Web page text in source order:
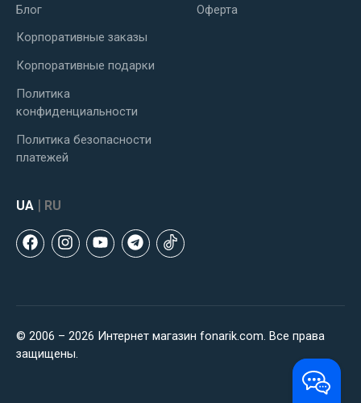
Блог
Корпоративные заказы
Корпоративные подарки
Политика
конфиденциальности
Политика безопасности
платежей
Оферта
UA | RU
© 2006 – 2026 Интернет магазин fonarik.com. Все права
защищены.